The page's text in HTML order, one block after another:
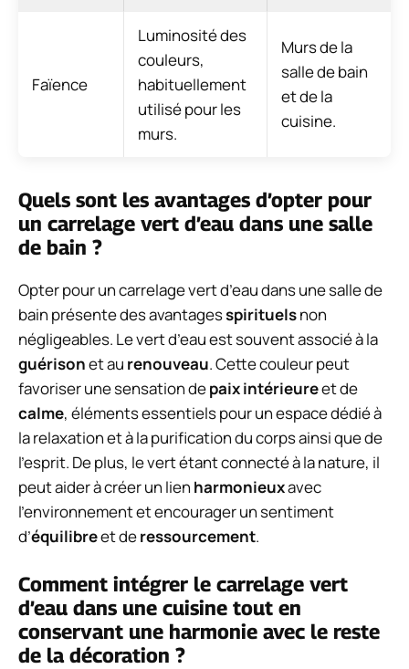
Faïence
Luminosité des
couleurs,
habituellement
utilisé pour les
murs.
Murs de la
salle de bain
et de la
cuisine.
Quels sont les avantages d’opter pour
un carrelage vert d’eau dans une salle
de bain ?
Opter pour un carrelage vert d’eau dans une salle de
bain présente des avantagesspirituelsnon
négligeables. Le vert d’eau est souvent associé à la
guérisonet au renouveau. Cette couleur peut
favoriser une sensation depaix intérieureet de
calme, éléments essentiels pour un espace dédié à
la relaxation et à la purification du corps ainsi que de
l’esprit. De plus, le vert étant connecté à la nature, il
peut aider à créer un lien harmonieuxavec
l’environnement et encourager un sentiment
d’équilibreet deressourcement.
Comment intégrer le carrelage vert
d’eau dans une cuisine tout en
conservant une harmonie avec le reste
de la décoration ?